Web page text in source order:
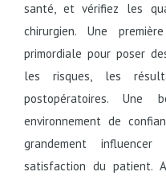
santé, et vérifiez les
chirurgien. Une
primordiale pour poser
les risques, les
postopératoires. Une
environnement de
grandement
satisfaction du patient.